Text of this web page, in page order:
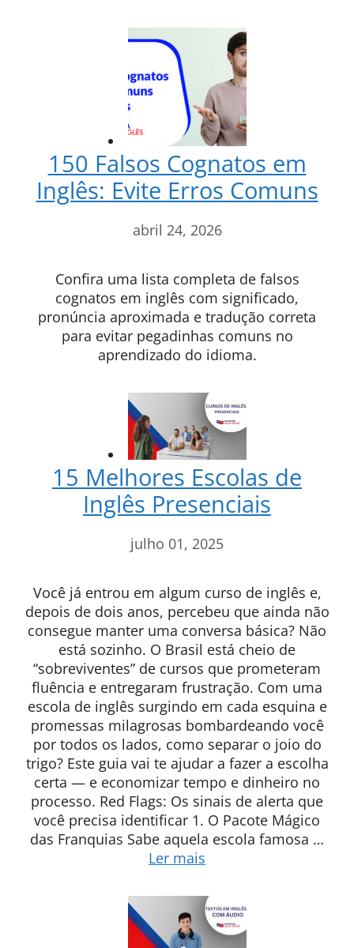
150 Falsos Cognatos em
Inglês: Evite Erros Comuns
abril 24, 2026
Confira uma lista completa de falsos
cognatos em inglês com significado,
pronúncia aproximada e tradução correta
para evitar pegadinhas comuns no
aprendizado do idioma.
15 Melhores Escolas de
Inglês Presenciais
julho 01, 2025
Você já entrou em algum curso de inglês e,
depois de dois anos, percebeu que ainda não
consegue manter uma conversa básica? Não
está sozinho. O Brasil está cheio de
“sobreviventes” de cursos que prometeram
fluência e entregaram frustração. Com uma
escola de inglês surgindo em cada esquina e
promessas milagrosas bombardeando você
por todos os lados, como separar o joio do
trigo? Este guia vai te ajudar a fazer a escolha
certa — e economizar tempo e dinheiro no
processo. Red Flags: Os sinais de alerta que
você precisa identificar 1. O Pacote Mágico
das Franquias Sabe aquela escola famosa …
Ler mais